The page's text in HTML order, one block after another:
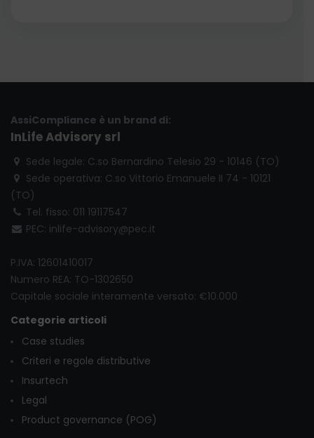
AssiCompliance è un brand di:
InLife Advisory srl
Sede legale: C.so Bernardino Telesio 29 - 10146 (TO)
Sede operativa: C.so Vittorio Emanuele II 74 - 10121
(TO)
Tel. fisso: 011 19117547
PEC: inlife-advisory@pec.it
P.IVA: 12601410017
Numero REA: TO-1302650
Capitale sociale interamente versato: €10.000
Categorie articoli
Case studies
Criteri e regole distributive
Insurtech
Legal
Product governance (POG)